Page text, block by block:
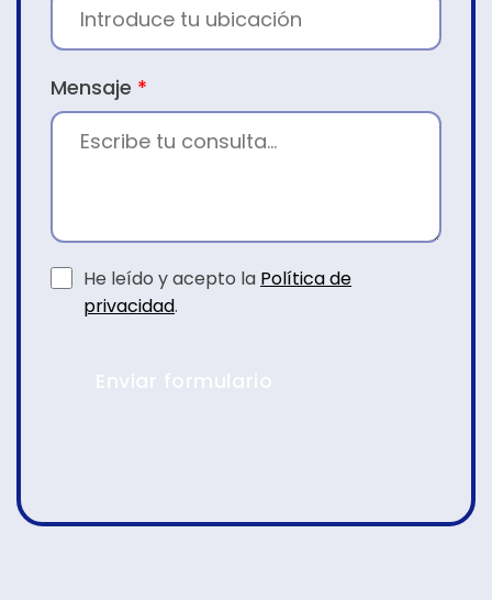
Mensaje *
He leído y acepto la Política de
privacidad.
Enviar formulario